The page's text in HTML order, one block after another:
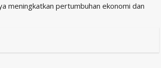
meningkatkan pertumbuhan ekonomi dan